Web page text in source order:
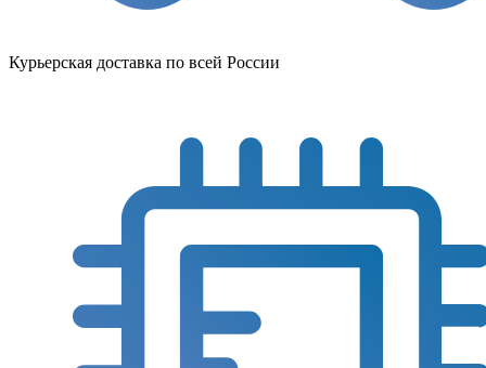
Курьерская доставка по всей России